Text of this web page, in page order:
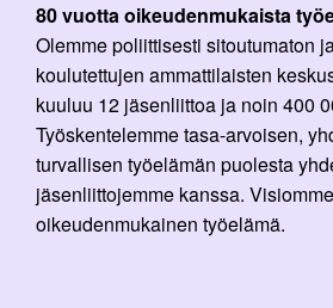
80 vuotta oikeudenmukaista
Olemme poliittisesti sitoutumaton
koulutettujen ammattilaisten
kuuluu 12 jäsenliittoa ja noin 400
Työskentelemme tasa-arvoisen,
turvallisen työelämän puolesta
jäsenliittojemme kanssa.
oikeudenmukainen työelämä.